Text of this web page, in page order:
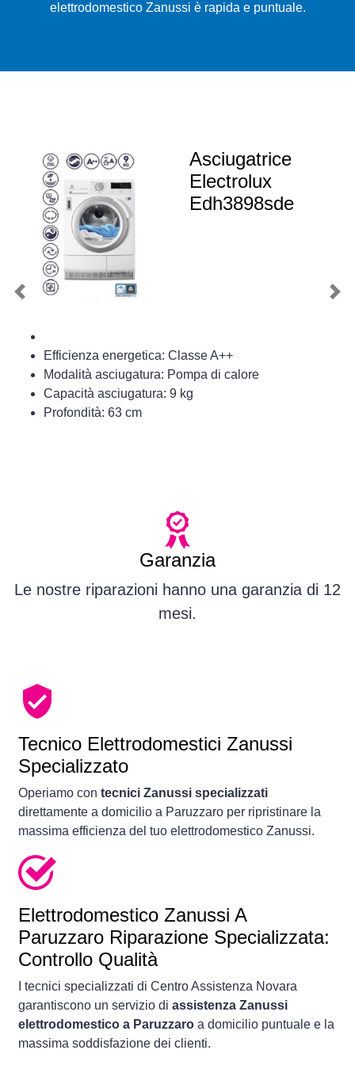
elettrodomestico Zanussi è rapida e puntuale.
Asciugatrice
Electrolux
Edh3898sde
Efficienza energetica: Classe A++
Modalità asciugatura: Pompa di calore
Capacità asciugatura: 9 kg
Profondità: 63 cm
Previous
Garanzia
Le nostre riparazioni hanno una garanzia di 12
mesi.
Tecnico Elettrodomestici Zanussi
Specializzato
Operiamo con tecnici Zanussi specializzati
direttamente a domicilio a Paruzzaro per ripristinare la
massima efficienza del tuo elettrodomestico Zanussi.
Elettrodomestico Zanussi A
Paruzzaro Riparazione Specializzata:
Controllo Qualità
I tecnici specializzati di Centro Assistenza Novara
garantiscono un servizio di assistenza Zanussi
elettrodomestico a Paruzzaro a domicilio puntuale e la
massima soddisfazione dei clienti.